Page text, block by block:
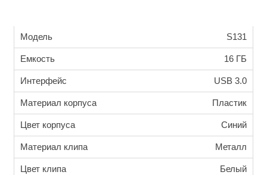
Модель S131
Емкость 16 ГБ
Интерфейс USB 3.0
Материал корпуса Пластик
Цвет корпуса Синий
Материал клипа Металл
Цвет клипа Белый